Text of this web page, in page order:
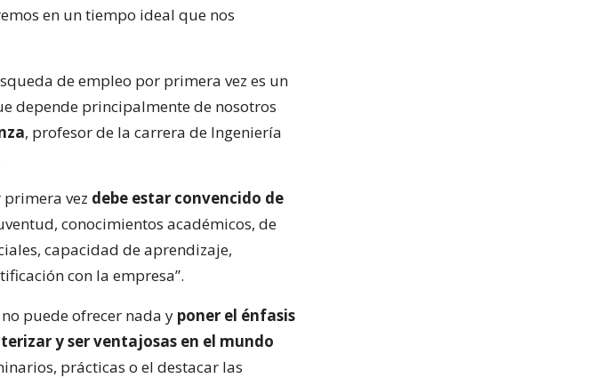
en un tiempo ideal que nos
de empleo por primera vez es un
depende principalmente de nosotros
, profesor de la carrera de Ingeniería
vez debe estar convencido de
conocimientos académicos, de
capacidad de aprendizaje,
con la empresa”.
puede ofrecer nada y poner el énfasis
y ser ventajosas en el mundo
prácticas o el destacar las